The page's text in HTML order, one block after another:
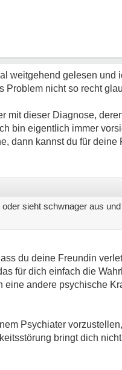
weitgehend gelesen
Problem nicht so recht
mit dieser Diagnose,
bin eigentlich immer
dann kannst du für
sieht schwnager aus
du deine Freundin
für dich einfach die
eine andere psychische
Psychiater
bringt dich